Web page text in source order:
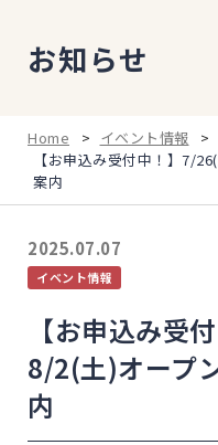
お知らせ
Home > イベント情報
>
【お申込み受付中！】7/
案内
2025.07.07
イベント情報
【お申込み受
8/2(土)オープ
内